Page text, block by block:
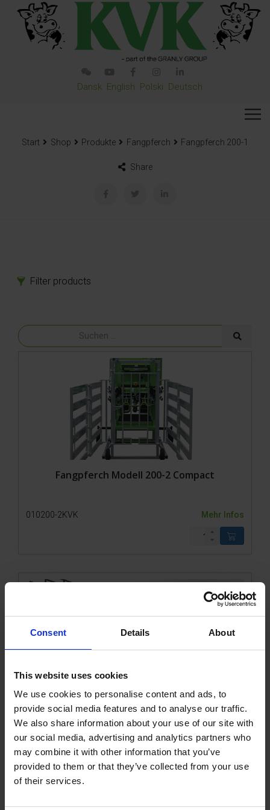
Consent Details About
This website uses cookies
We use cookies to personalise content and ads, to
provide social media features and to analyse our traffic.
We also share information about your use of our site with
our social media, advertising and analytics partners who
may combine it with other information that you’ve
provided to them or that they’ve collected from your use
of their services.
Dansk English Polski Deutsch
Start Shop Produkte Fangpferch Fangpferch 200-1
Share
Filter products
Fangpferch
Fangpferch 500-0
Fangpferch 200-1
Fangpferch 200-0
Gatter
Transport
Ersatzteile
Zubehör
Fangpferch Modell 200-2 Compact
010200-2KVK Mehr Infos
Fangpferch Modell 200-1
010200-1KVK Mehr Infos